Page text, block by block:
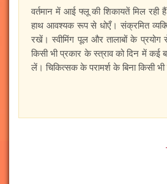
वर्तमान में आई फ्लू की शिकायतें मिल
हाथ आवश्यक रूप से धोएँ। संक्रमित
रखें। स्वीमिंग पूल और तालाबों के
किसी भी प्रकार के स्त्राव को दिन में कई
लें। चिकित्सक के परामर्श के बिना किसी